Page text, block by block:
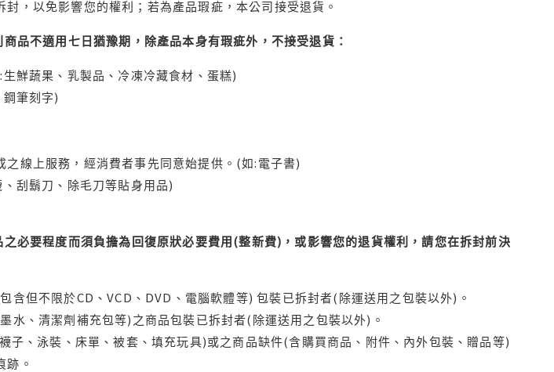
，以免影響您的權利；若為產品瑕疵，本公司接受退貨。
品不適用七日猶豫期，除產品本身有瑕疵外，不接受退貨：
鮮蔬果、乳製品、冷凍冷藏食材、蛋糕)
筆刻字)
線上服務，經消費者事先同意始提供。(如:電子書)
刮鬍刀、除毛刀等貼身用品)
必要程度而須負擔為回復原狀必要費用(整新費)，或影響您的退貨權利，請您在拆封前決
含但不限於CD、VCD、DVD、電腦軟體等) 包裝已拆封者(除運送用之包裝以外)。
水、清潔劑補充包等)之商品包裝已拆封者(除運送用之包裝以外)。
、泳裝、床單、被套、填充玩具)或之商品缺件(含購買商品、附件、內外包裝、贈品等)
跡。